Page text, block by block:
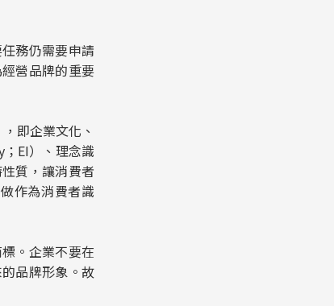
務仍需要申請
營品牌的重要
即企業文化、
EI）、理念識
質，讓消費者
作為消費者識
。企業不要在
品牌形象。故